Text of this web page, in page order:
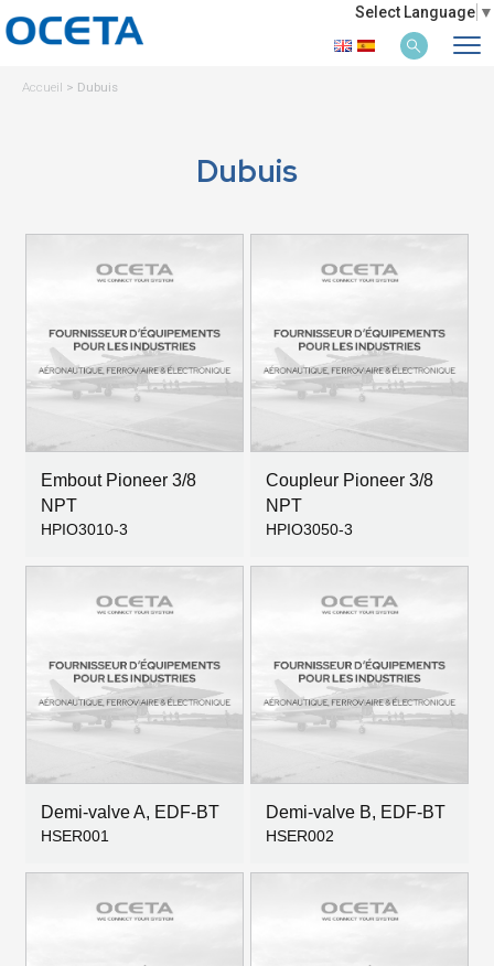
Select Language ▼
Accueil > Dubuis
Dubuis
Embout Pioneer 3/8
NPT
HPIO3010-3
Coupleur Pioneer 3/8
NPT
HPIO3050-3
Demi-valve A, EDF-BT
HSER001
Demi-valve B, EDF-BT
HSER002